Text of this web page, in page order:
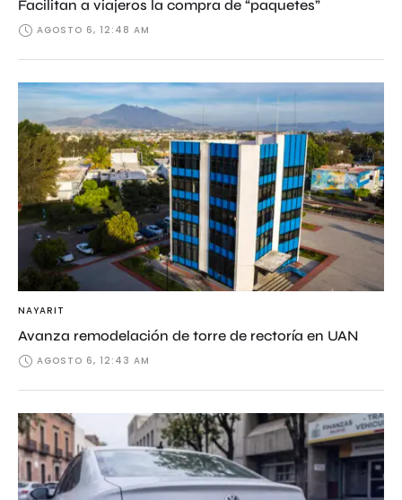
Facilitan a viajeros la compra de “paquetes”
AGOSTO 6, 12:48 AM
NAYARIT
Avanza remodelación de torre de rectoría en UAN
AGOSTO 6, 12:43 AM